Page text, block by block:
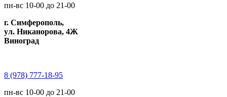
пн-вс 10-00 до 21-00
г. Симферополь,
ул. Никанорова, 4Ж
Виноград
8 (978) 777-18-95
пн-вс 10-00 до 21-00